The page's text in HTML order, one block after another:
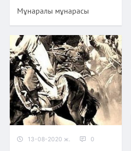
Мұнаралы мұнарасы
13-08-2020 ж. 0